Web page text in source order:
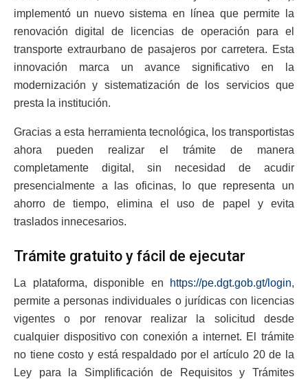
implementó un nuevo sistema en línea que permite la
renovación digital de licencias de operación para el
transporte extraurbano de pasajeros por carretera. Esta
innovación marca un avance significativo en la
modernización y sistematización de los servicios que
presta la institución.
Gracias a esta herramienta tecnológica, los transportistas
ahora pueden realizar el trámite de manera
completamente digital, sin necesidad de acudir
presencialmente a las oficinas, lo que representa un
ahorro de tiempo, elimina el uso de papel y evita
traslados innecesarios.
Trámite gratuito y fácil de ejecutar
La plataforma, disponible en https://pe.dgt.gob.gt/login,
permite a personas individuales o jurídicas con licencias
vigentes o por renovar realizar la solicitud desde
cualquier dispositivo con conexión a internet. El trámite
no tiene costo y está respaldado por el artículo 20 de la
Ley para la Simplificación de Requisitos y Trámites